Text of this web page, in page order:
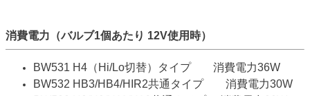
消費電力（バルブ1個あたり 12V使用時）
BW531 H4（Hi/Lo切替）タイプ 消費電力36W
BW532 HB3/HB4/HIR2共通タイプ 消費電力30W